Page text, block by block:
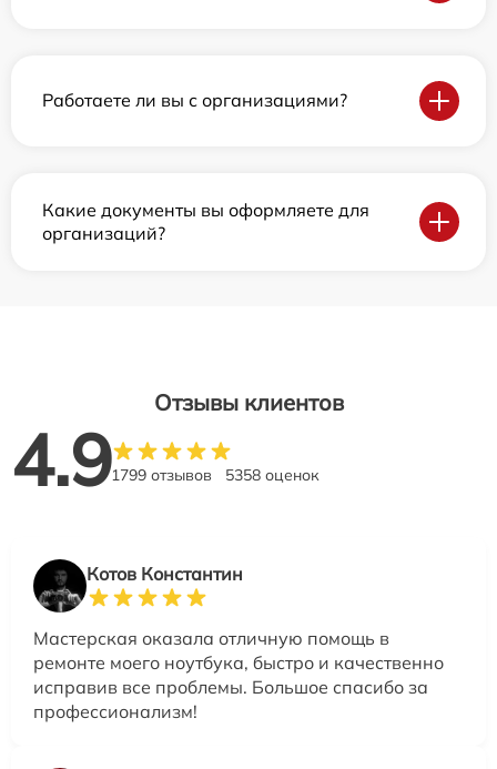
Работаете ли вы с организациями?
Какие документы вы оформляете для
организаций?
Отзывы клиентов
4.91799 отзывов 5358 оценок
Котов Константин
Мастерская оказала отличную помощь в
ремонте моего ноутбука, быстро и качественно
исправив все проблемы. Большое спасибо за
профессионализм!